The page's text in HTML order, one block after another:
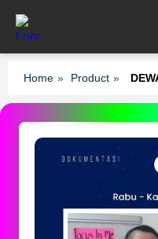
Home » Product »